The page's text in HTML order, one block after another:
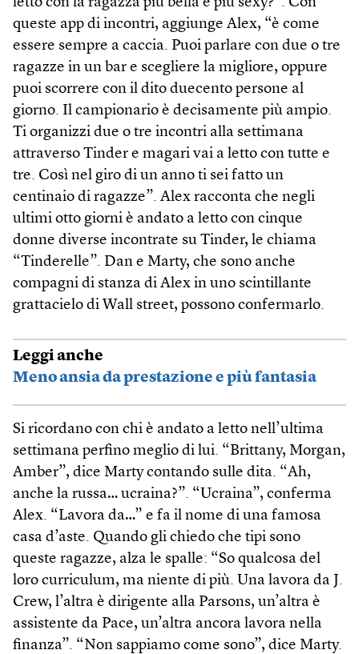
queste app di incontri, aggiunge Alex, “è come
essere sempre a caccia. Puoi parlare con due o tre
ragazze in un bar e scegliere la migliore, oppure
puoi scorrere con il dito duecento persone al
giorno. Il campionario è decisamente più ampio.
Ti organizzi due o tre incontri alla settimana
attraverso Tinder e magari vai a letto con tutte e
tre. Così nel giro di un anno ti sei fatto un
centinaio di ragazze”. Alex racconta che negli
ultimi otto giorni è andato a letto con cinque
donne diverse incontrate su Tinder, le chiama
“Tinderelle”. Dan e Marty, che sono anche
compagni di stanza di Alex in uno scintillante
grattacielo di Wall street, possono confermarlo.
Leggi anche
Meno ansia da prestazione e più fantasia
Si ricordano con chi è andato a letto nell’ultima
settimana perfino meglio di lui. “Brittany, Morgan,
Amber”, dice Marty contando sulle dita. “Ah,
anche la russa… ucraina?”. “Ucraina”, conferma
Alex. “Lavora da…” e fa il nome di una famosa
casa d’aste. Quando gli chiedo che tipi sono
queste ragazze, alza le spalle: “So qualcosa del
loro curriculum, ma niente di più. Una lavora da J.
Crew, l’altra è dirigente alla Parsons, un’altra è
assistente da Pace, un’altra ancora lavora nella
finanza”. “Non sappiamo come sono”, dice Marty.